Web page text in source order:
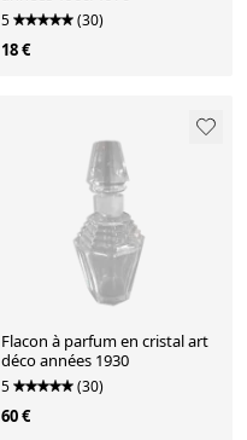
5 (30)
18 €
Flacon à parfum en cristal art
déco années 1930
5 (30)
60 €